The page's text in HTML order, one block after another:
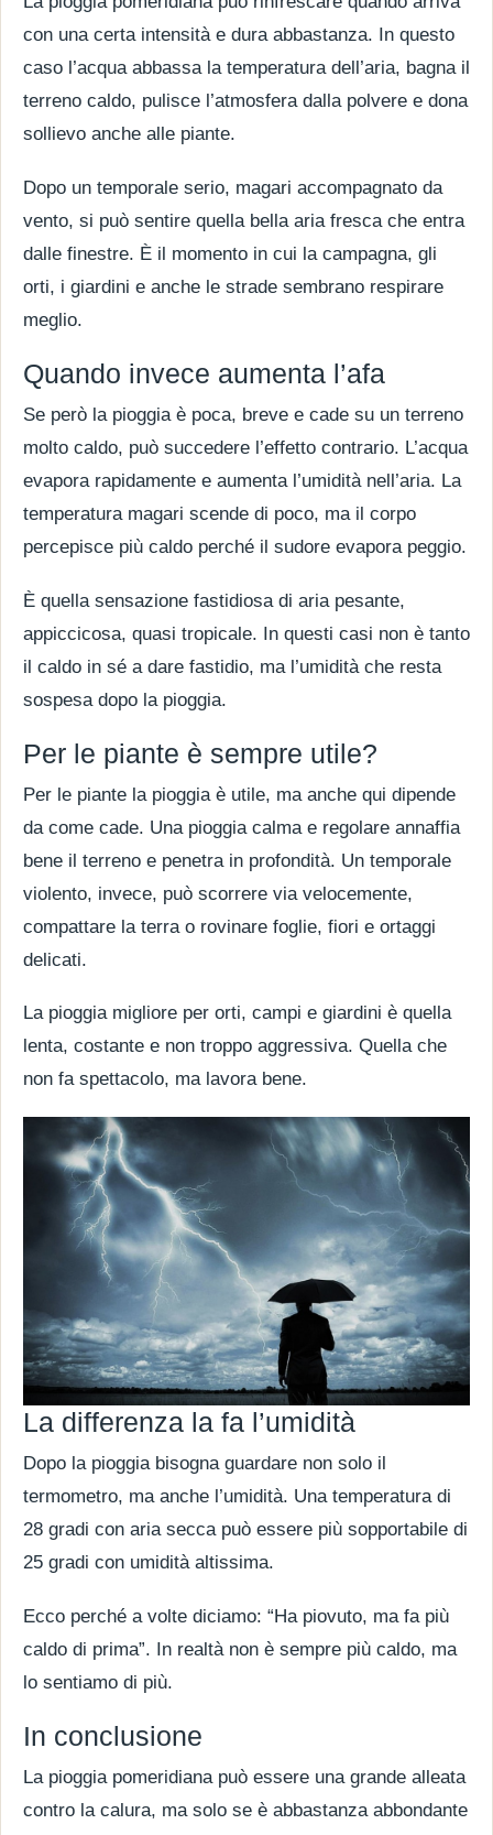
con una certa intensità e dura abbastanza. In questo
caso l’acqua abbassa la temperatura dell’aria, bagna il
terreno caldo, pulisce l’atmosfera dalla polvere e dona
sollievo anche alle piante.
Dopo un temporale serio, magari accompagnato da
vento, si può sentire quella bella aria fresca che entra
dalle finestre. È il momento in cui la campagna, gli
orti, i giardini e anche le strade sembrano respirare
meglio.
Quando invece aumenta l’afa
Se però la pioggia è poca, breve e cade su un terreno
molto caldo, può succedere l’effetto contrario. L’acqua
evapora rapidamente e aumenta l’umidità nell’aria. La
temperatura magari scende di poco, ma il corpo
percepisce più caldo perché il sudore evapora peggio.
È quella sensazione fastidiosa di aria pesante,
appiccicosa, quasi tropicale. In questi casi non è tanto
il caldo in sé a dare fastidio, ma l’umidità che resta
sospesa dopo la pioggia.
Per le piante è sempre utile?
Per le piante la pioggia è utile, ma anche qui dipende
da come cade. Una pioggia calma e regolare annaffia
bene il terreno e penetra in profondità. Un temporale
violento, invece, può scorrere via velocemente,
compattare la terra o rovinare foglie, fiori e ortaggi
delicati.
La pioggia migliore per orti, campi e giardini è quella
lenta, costante e non troppo aggressiva. Quella che
non fa spettacolo, ma lavora bene.
La differenza la fa l’umidità
Dopo la pioggia bisogna guardare non solo il
termometro, ma anche l’umidità. Una temperatura di
28 gradi con aria secca può essere più sopportabile di
25 gradi con umidità altissima.
Ecco perché a volte diciamo: “Ha piovuto, ma fa più
caldo di prima”. In realtà non è sempre più caldo, ma
lo sentiamo di più.
In conclusione
La pioggia pomeridiana può essere una grande alleata
contro la calura, ma solo se è abbastanza abbondante